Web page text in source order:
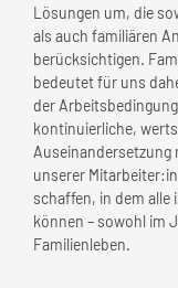
Lösungen um, die
als auch familiären
berücksichtigen.
bedeutet für uns
der
kontinuierliche,
unserer
schaffen, in dem alle
können – sowohl im
Familienleben.